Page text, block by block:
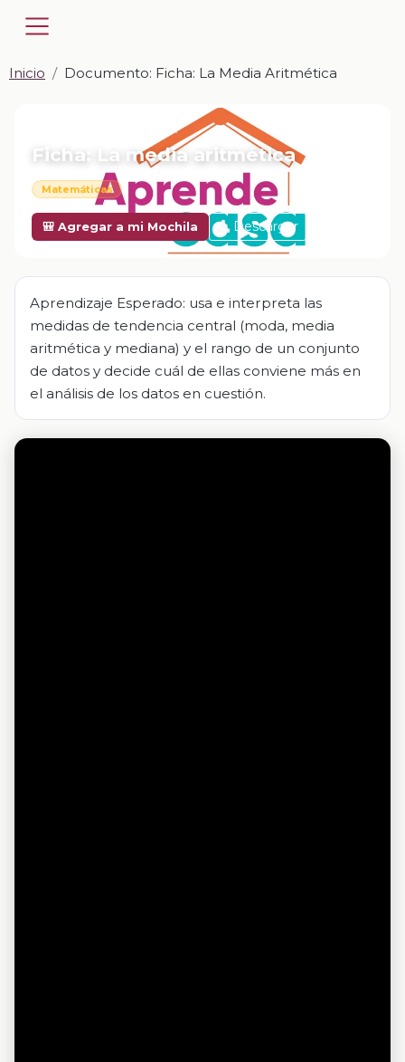
Inicio Documento: Ficha: La Media Aritmética
📎 DOCUMENTO · DOCX
Ficha: La media aritmética
Matemáticas
🎒 Agregar a mi Mochila Descargar
Aprendizaje Esperado: usa e interpreta las
medidas de tendencia central (moda, media
aritmética y mediana) y el rango de un conjunto
de datos y decide cuál de ellas conviene más en
el análisis de los datos en cuestión.